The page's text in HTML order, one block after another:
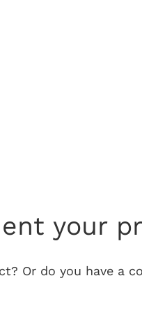
your
Or do you have a